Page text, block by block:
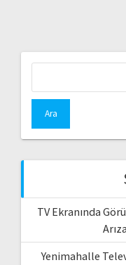
TV Ekranında
Yenimahalle